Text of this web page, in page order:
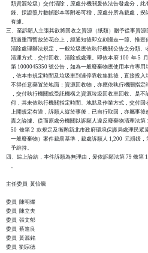
類資源垃圾）交付清除，原處分機關爰依法告發處分，
錄、採證照片數幀影本等附卷可稽，原處分所為裁處，
    有據。
三、至訴願人主張其欲將回收之資源（紙類）贈予從事資
類過重而暫放於花台上，經通知後即立刻搬走一節。惟
清除處理辦法規定，一般垃圾應依執行機關公告之分類
清運方式，交付回收、清除或處理。即依本府 100  年 5
第 1000045350 號公告，如為一般廢棄物應使用本市專
，依本市規定時間及垃圾車到達停靠收集點後，直接投入
不得任意棄置於地面；資源回收物，亦應依執行機關指
，交付執行機關或受託機構之資源垃圾回收車回收。是
何，其未依執行機關指定時間、地點及作業方式，交付
上開規定有違，訴願人縱於事後，已自行取回，亦屬事
責之論據。從而原處分機關以訴願人違反廢棄物清理法第
50  條第 2  款規定及衡酌新北市政府環境保護局處理民
一般廢棄物）案件裁罰基準，裁處訴願人 1,200  元罰鍰
    予維持。
四、綜上論結，本件訴願為無理由，爰依訴願法第 79 條第
    。
主任委員  黃怡騰
委員  陳明燦
委員  陳立夫
委員  張文郁
委員  蔡進良
委員  黃源銘
委員  劉宗德